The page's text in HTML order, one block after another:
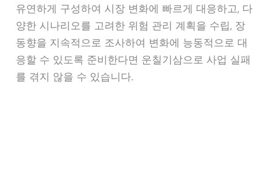
유연하게 구성하여 시장 변화에 빠르게 대응하고, 다
양한 시나리오를 고려한 위험 관리 계획을 수립, 장
동향을 지속적으로 조사하여 변화에 능동적으로 대
응할 수 있도록 준비한다면 운칠기삼으로 사업 실패
를 겪지 않을 수 있습니다.